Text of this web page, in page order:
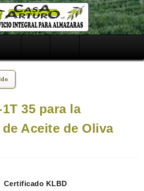
35 para la
Aceite de Oliva
Certificado KLBD